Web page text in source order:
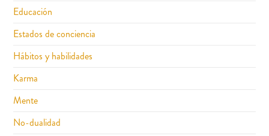
Educación
Estados de conciencia
Hábitos y habilidades
Karma
Mente
No-dualidad